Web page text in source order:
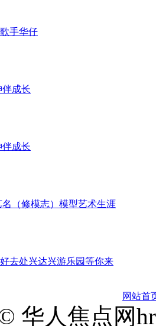
手华仔
成长
成长
（修模志）模型艺术生涯
去处兴达兴游乐园等你来
网站首
华人焦点网